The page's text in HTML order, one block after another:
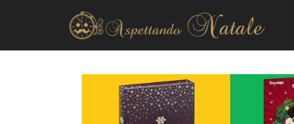
Decorazioni esterno